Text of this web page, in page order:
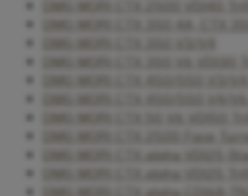
DMG MORI CTX 2500 VDI40
DMG MORI CTX 350 V6 VDI30
DMG MORI CTX 450/550 V3/
DMG MORI CTX 450/550 V4/
DMG MORI CTX 50 V6 VDI50
DMG MORI CTX 2500 Face
DMG MORI CTX alpha VDI25
DMG MORI CTX alpha VDI25